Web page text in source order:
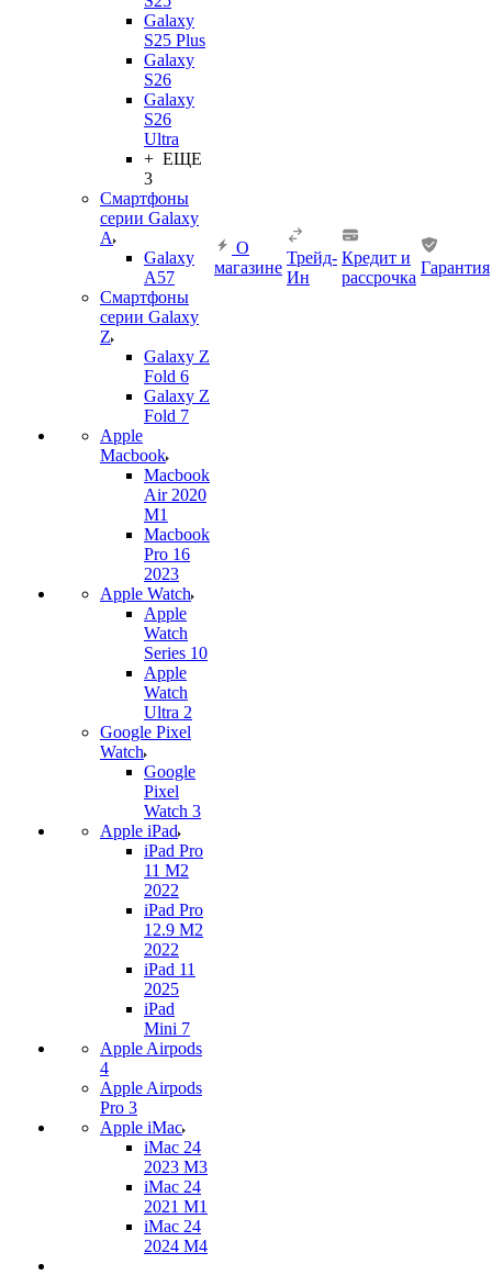
Galaxy
S25 Plus
Galaxy
S26
Galaxy
S26
Ultra
+ ЕЩЕ
3
Смартфоны
серии Galaxy
A
Galaxy
A57
Смартфоны
серии Galaxy
Z
Galaxy Z
Fold 6
Galaxy Z
Fold 7
Apple
Macbook
Macbook
Air 2020
M1
Macbook
Pro 16
2023
Apple Watch
Apple
Watch
Series 10
Apple
Watch
Ultra 2
Google Pixel
Watch
Google
Pixel
Watch 3
Apple iPad
iPad Pro
11 M2
2022
iPad Pro
12.9 M2
2022
iPad 11
2025
iPad
Mini 7
Apple Airpods
4
Apple Airpods
Pro 3
Apple iMac
iMac 24
2023 M3
iMac 24
2021 M1
iMac 24
2024 M4
О
магазине
Трейд-
Ин
Кредит и
рассрочка
Гарантия